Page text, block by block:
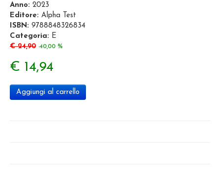
Anno: 2023
Editore: Alpha Test
ISBN: 9788848326834
Categoria: E
€ 24,90 -40,00 %
€ 14,94
Aggiungi al carrello